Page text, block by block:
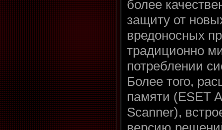
более
защиту от
вредоносных
традиционно
потреблении
Более того,
памяти (ESET
Scanner),